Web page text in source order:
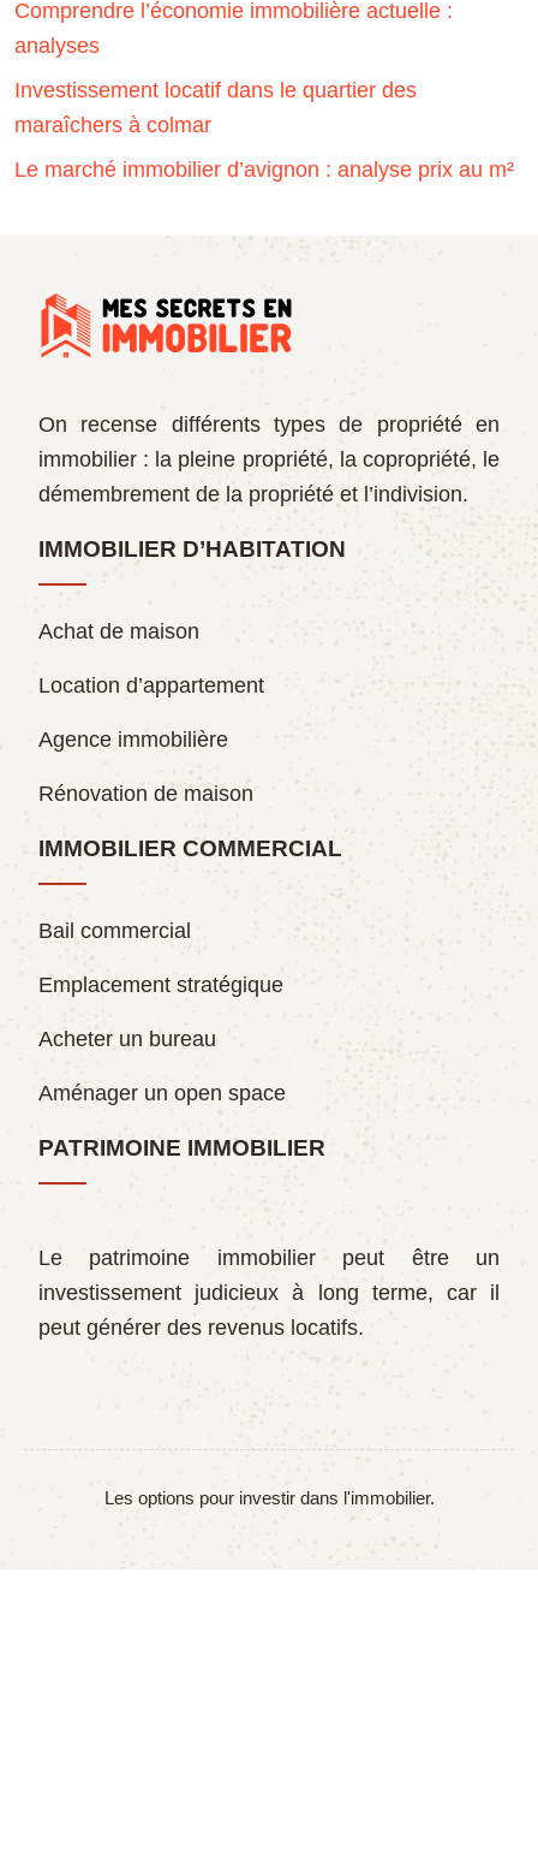
Comprendre l’économie immobilière actuelle :
analyses
Investissement locatif dans le quartier des
maraîchers à colmar
Le marché immobilier d’avignon : analyse prix au m²
On recense différents types de propriété en
immobilier : la pleine propriété, la copropriété, le
démembrement de la propriété et l’indivision.
IMMOBILIER D’HABITATION
Achat de maison
Location d’appartement
Agence immobilière
Rénovation de maison
IMMOBILIER COMMERCIAL
Bail commercial
Emplacement stratégique
Acheter un bureau
Aménager un open space
PATRIMOINE IMMOBILIER
Le patrimoine immobilier peut être un
investissement judicieux à long terme, car il
peut générer des revenus locatifs.
Les options pour investir dans l'immobilier.